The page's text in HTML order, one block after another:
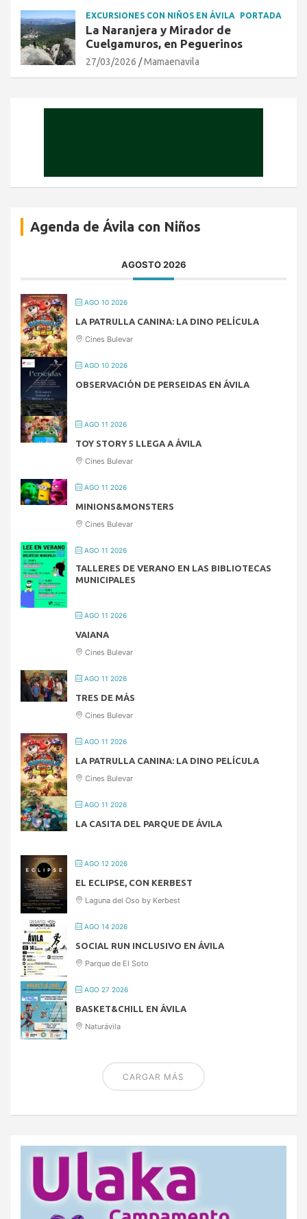
EXCURSIONES CON NIÑOS EN ÁVILA PORTADA
La Naranjera y Mirador de
Cuelgamuros, en Peguerinos
27/03/2026 Mamaenavila
Agenda de Ávila con Niños
AGOSTO 2026
AGO 10 2026
LA PATRULLA CANINA: LA DINO PELÍCULA
Cines Bulevar
AGO 10 2026
OBSERVACIÓN DE PERSEIDAS EN ÁVILA
AGO 11 2026
TOY STORY 5 LLEGA A ÁVILA
Cines Bulevar
AGO 11 2026
MINIONS&MONSTERS
Cines Bulevar
AGO 11 2026
TALLERES DE VERANO EN LAS BIBLIOTECAS
MUNICIPALES
AGO 11 2026
VAIANA
Cines Bulevar
AGO 11 2026
TRES DE MÁS
Cines Bulevar
AGO 11 2026
LA PATRULLA CANINA: LA DINO PELÍCULA
Cines Bulevar
AGO 11 2026
LA CASITA DEL PARQUE DE ÁVILA
AGO 12 2026
EL ECLIPSE, CON KERBEST
Laguna del Oso by Kerbest
AGO 14 2026
SOCIAL RUN INCLUSIVO EN ÁVILA
Parque de El Soto
AGO 27 2026
BASKET&CHILL EN ÁVILA
Naturávila
CARGAR MÁS